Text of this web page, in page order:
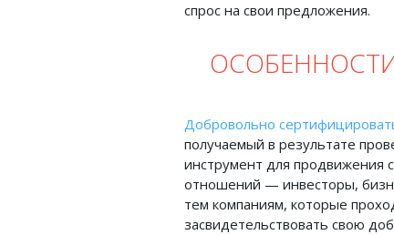
спрос на свои предложения.
Добровольно
получаемый в результате
инструмент для продвижения
отношений — инвесторы,
тем компаниям, которые
засвидетельствовать свою